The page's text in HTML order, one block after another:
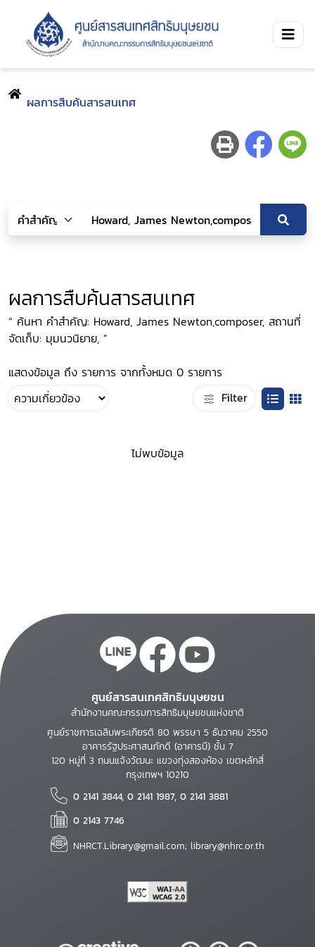
ผลการสืบค้นสารสนเทศ
ผลการสืบค้นสารสนเทศ
“ ค้นหา คำสำคัญ: Howard, James Newton,composer, สถานที่
จัดเก็บ: มุมนวนิยาย, ”
แสดงข้อมูล ถึง รายการ จากทั้งหมด 0 รายการ
Filter
ไม่พบข้อมูล
ศูนย์สารสนเทศสิทธิมนุษยชน
สำนักงานคณะกรรมการสิทธิมนุษยชนแห่งชาติ
ศูนย์ราชการเฉลิมพระเกียรติ 80 พรรษา 5 ธันวาคม 2550
อาคารรัฐประศาสนภักดี (อาคารบี) ชั้น 7
120 หมู่ที่ 3 ถนนแจ้งวัฒนะ แขวงทุ่งสองห้อง เขตหลักสี่
กรุงเทพฯ 10210
0 2141 3844, 0 2141 1987, 0 2141 3881
0 2143 7746
NHRCT.Library@gmail.com; library@nhrc.or.th